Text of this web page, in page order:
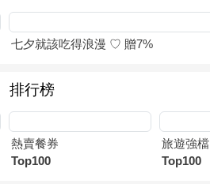
七夕就該吃得浪漫 ♡ 贈7%
排行榜
熱賣餐券
Top100
旅遊強檔
Top100